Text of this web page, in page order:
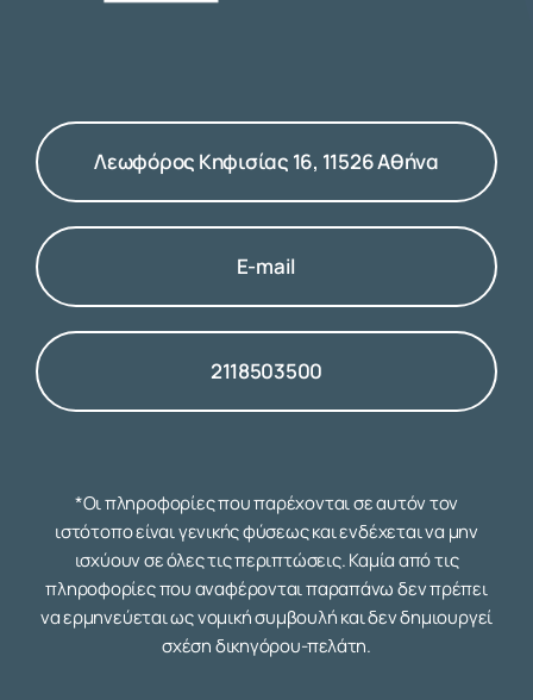
Λεωφόρος Κηφισίας 16, 11526 Αθήνα
E-mail
2118503500
*Οι πληροφορίες που παρέχονται σε αυτόν τον
ιστότοπο είναι γενικής φύσεως και ενδέχεται να μην
ισχύουν σε όλες τις περιπτώσεις. Καμία από τις
πληροφορίες που αναφέρονται παραπάνω δεν πρέπει
να ερμηνεύεται ως νομική συμβουλή και δεν δημιουργεί
σχέση δικηγόρου-πελάτη.